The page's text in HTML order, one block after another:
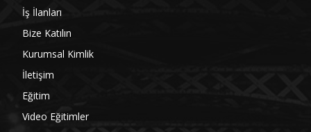
İş İlanları
Bize Katılın
Kurumsal Kimlik
İletişim
Eğitim
Video Eğitimler